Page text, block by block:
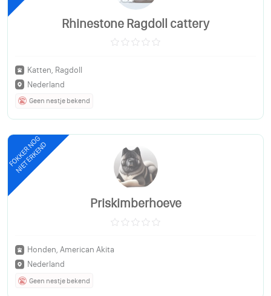
Rhinestone Ragdoll cattery
Katten, Ragdoll
Nederland
Geen nestje bekend
FOKKER NOG
NIET ERKEND
Priskimberhoeve
Honden, American Akita
Nederland
Geen nestje bekend